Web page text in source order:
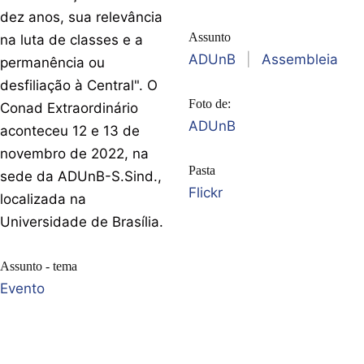
dez anos, sua relevância
na luta de classes e a
permanência ou
desfiliação à Central". O
Conad Extraordinário
aconteceu 12 e 13 de
novembro de 2022, na
sede da ADUnB-S.Sind.,
localizada na
Universidade de Brasília.
Assunto - tema
Evento
Assunto
ADUnB Assembleia
Foto de:
ADUnB
Pasta
Flickr